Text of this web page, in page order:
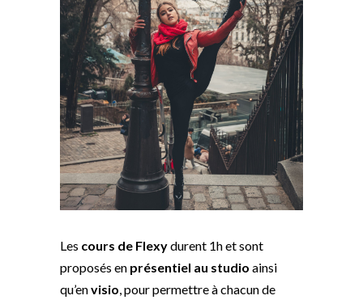
Les cours de Flexydurent 1h et sont
proposés en présentiel au studio ainsi
qu’envisio, pour permettre à chacun de